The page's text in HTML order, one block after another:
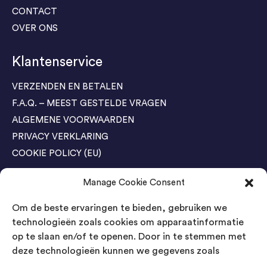
Manage Cookie Consent
Om de beste ervaringen te bieden, gebruiken we
technologieën zoals cookies om apparaatinformatie
op te slaan en/of te openen. Door in te stemmen met
deze technologieën kunnen we gegevens zoals
CONTACT
OVER ONS
Klantenservice
VERZENDEN EN BETALEN
F.A.Q. – MEEST GESTELDE VRAGEN
ALGEMENE VOORWAARDEN
PRIVACY VERKLARING
COOKIE POLICY (EU)
Agenda Trade Shows
04-05 November / SVG FAIR Winterswijk
Bestel GRATIS kaarten
Bestel GRATIS kaarten